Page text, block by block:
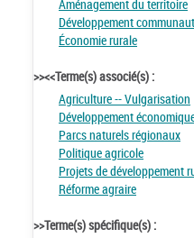
Aménagement du territoire
Développement
Économie rurale
>><<Terme(s) associé(s) :
Agriculture -- Vulgarisation
Développement
Parcs naturels régionaux
Politique agricole
Projets de développement
Réforme agraire
>>Terme(s) spécifique(s) :